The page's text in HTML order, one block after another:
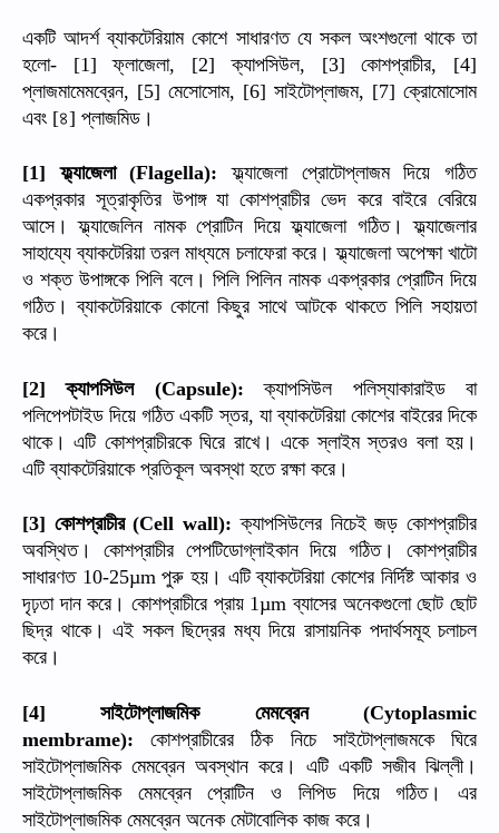
একটি আদর্শ ব্যাকটেরিয়াম কোশে সাধারণত যে সকল অংশগুলো থাকে তা
হলো- [1]ফ্লাজেলা, [2]ক্যাপসিউল, [3]কোশপ্রাচীর, [4]
প্লাজমামেমব্রেন, [5] মেসোসোম, [6] সাইটোপ্লাজম, [7] ক্রোমোসোম
এবং [৪] প্লাজমিড।
[1] ফ্ল্যাজেলা(Flagella):ফ্ল্যাজেলা প্রোটোপ্লাজম দিয়ে গঠিত
একপ্রকার সূত্রাকৃতির উপাঙ্গ যা কোশপ্রাচীর ভেদ করে বাইরে বেরিয়ে
আসে। ফ্ল্যাজেলিন নামক প্রোটিন দিয়ে ফ্ল্যাজেলা গঠিত। ফ্ল্যাজেলার
সাহায্যে ব্যাকটেরিয়া তরল মাধ্যমে চলাফেরা করে। ফ্ল্যাজেলা অপেক্ষা খাটো
ও শক্ত উপাঙ্গকে পিলি বলে। পিলি পিলিন নামক একপ্রকার প্রোটিন দিয়ে
গঠিত। ব্যাকটেরিয়াকে কোনো কিছুর সাথে আটকে থাকতে পিলি সহায়তা
করে।
[2]ক্যাপসিউল(Capsule):ক্যাপসিউল পলিস্যাকারাইড
বা
পলিপেপটাইড দিয়ে গঠিত একটি স্তর, যা ব্যাকটেরিয়া কোশের বাইরের দিকে
থাকে। এটি কোশপ্রাচীরকে ঘিরে রাখে। একে স্লাইম স্তরও বলা হয়।
এটি ব্যাকটেরিয়াকে প্রতিকূল অবস্থা হতে রক্ষা করে।
[3] কোশপ্রাচীর(Cell wall):ক্যাপসিউলের নিচেই জড় কোশপ্রাচীর
অবস্থিত।
কোশপ্রাচীর পেপটিডোগ্লাইকান দিয়ে গঠিত।
কোশপ্রাচীর
সাধারণত10-25µmপুরু হয়। এটি ব্যাকটেরিয়া কোশের নির্দিষ্ট আকার ও
দৃঢ়তা দান করে। কোশপ্রাচীরে প্রায়1µmব্যাসের অনেকগুলো ছোট ছোট
ছিদ্র থাকে। এই সকল ছিদ্রের মধ্য দিয়ে রাসায়নিক পদার্থসমূহ চলাচল
করে।
[4] সাইটোপ্লাজমিক মেমব্রেন(Cytoplasmic
membrame):কোশপ্রাচীরের ঠিক নিচে সাইটোপ্লাজমকে
ঘিরে
সাইটোপ্লাজমিক মেমব্রেন অবস্থান করে। এটি একটি সজীব ঝিল্লী।
সাইটোপ্লাজমিক
মেমব্রেন প্রোটিন ও লিপিড দিয়ে গঠিত।
এর
সাইটোপ্লাজমিক মেমব্রেন অনেক মেটাবোলিক কাজ করে।